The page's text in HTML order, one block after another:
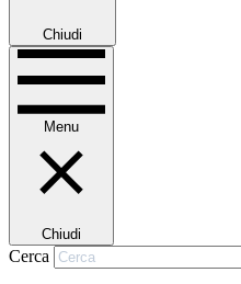
Chiudi
Menu
Chiudi
Cerca